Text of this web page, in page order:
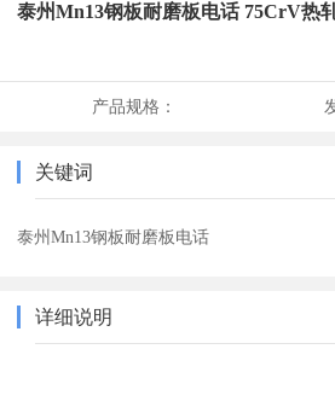
泰州Mn13钢板耐磨板电话 75CrV热
产品规格：
关键词
泰州Mn13钢板耐磨板电话
详细说明